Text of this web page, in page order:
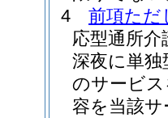
4
前項ただ
応型通所介
深夜に単独
のサービ
容を当該